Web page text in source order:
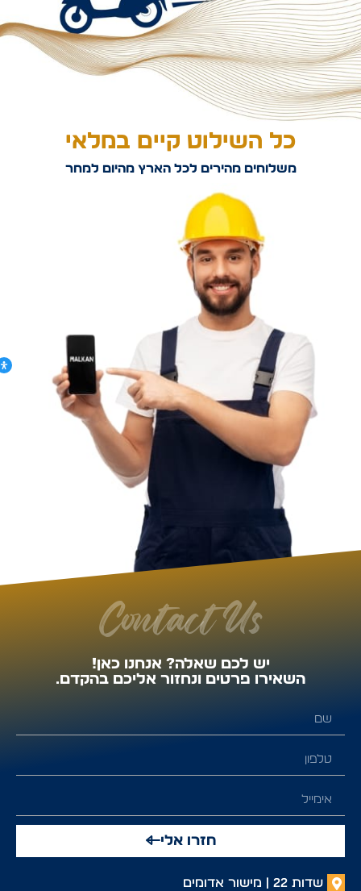
כל השילוט קיים במלאי
משלוחים מהירים לכל הארץ מהיום למחר
Contact Us
יש לכם שאלה? אנחנו כאן!
השאירו פרטים ונחזור אליכם בהקדם.
חזרו אלי
שדות 22 | מישור אדומים